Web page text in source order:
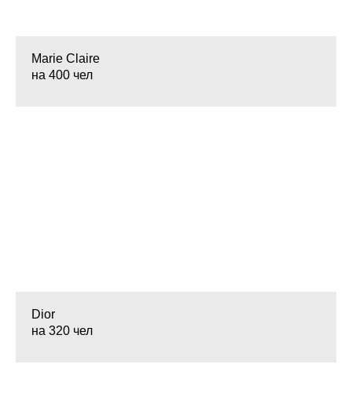
Marie Claire
на 400 чел
Dior
на 320 чел